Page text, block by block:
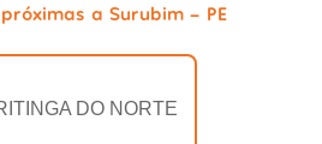
a Surubim - PE
DO NORTE